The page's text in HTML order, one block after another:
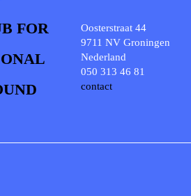
FOR
Oosterstraat 44
9711 NV Groningen
Nederland
050 313 46 81
contact